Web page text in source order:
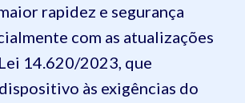
rapidez e segurança
com as atualizações
14.620/2023, que
às exigências do